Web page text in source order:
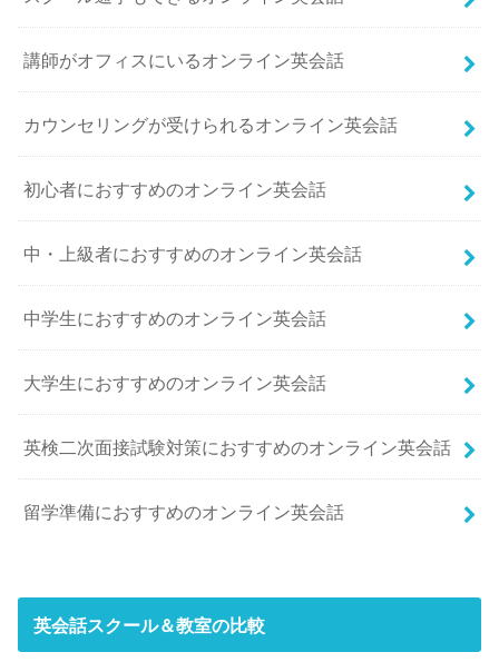
講師がオフィスにいるオンライン英会話
カウンセリングが受けられるオンライン英会話
初心者におすすめのオンライン英会話
中・上級者におすすめのオンライン英会話
中学生におすすめのオンライン英会話
大学生におすすめのオンライン英会話
英検二次面接試験対策におすすめのオンライン英会話
留学準備におすすめのオンライン英会話
英会話スクール＆教室の比較